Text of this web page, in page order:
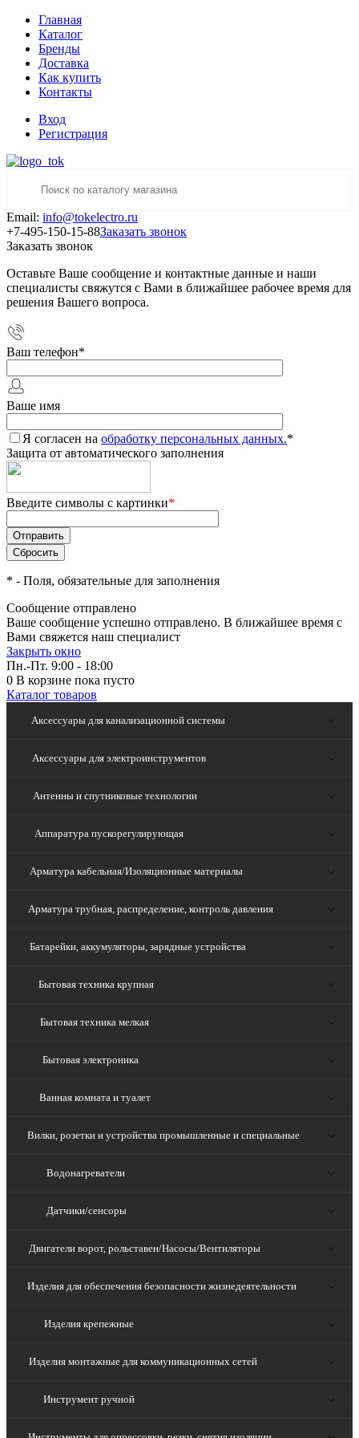
Главная
Каталог
Бренды
Доставка
Как купить
Контакты
Вход
Регистрация
Email: info@tokelectro.ru
+7-495-150-15-88Заказать звонок
Заказать звонок
Оставьте Ваше сообщение и контактные данные и наши
специалисты свяжутся с Вами в ближайшее рабочее время для
решения Вашего вопроса.
Ваш телефон*
Ваше имя
Я согласен на обработку персональных данных.*
Защита от автоматического заполнения
Введите символы с картинки*
* - Поля, обязательные для заполнения
Сообщение отправлено
Ваше сообщение успешно отправлено. В ближайшее время с
Вами свяжется наш специалист
Закрыть окно
Пн.-Пт. 9:00 - 18:00
0 В корзине пока пусто
Каталог товаров
Аксессуары для канализационной системы
Аксессуары для электроинструментов
Антенны и спутниковые технологии
Аппаратура пускорегулирующая
Арматура кабельная/Изоляционные материалы
Арматура трубная, распределение, контроль давления
Батарейки, аккумуляторы, зарядные устройства
Бытовая техника крупная
Бытовая техника мелкая
Бытовая электроника
Ванная комната и туалет
Вилки, розетки и устройства промышленные и специальные
Водонагреватели
Датчики/сенсоры
Двигатели ворот, рольставен/Насосы/Вентиляторы
Изделия для обеспечения безопасности жизнедеятельности
Изделия крепежные
Изделия монтажные для коммуникационных сетей
Инструмент ручной